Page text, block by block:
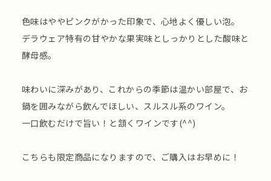
色味はややピンクがかった印象で、心地よく優しい泡。
デラウェア特有の甘やかな果実味としっかりとした酸味と
酵母感。
味わいに深みがあり、これからの季節は温かい部屋で、お
鍋を囲みながら飲んでほしい、スルスル系のワイン。
一口飲むだけで旨い！と頷くワインです(^^)
こちらも限定商品になりますので、ご購入はお早めに！